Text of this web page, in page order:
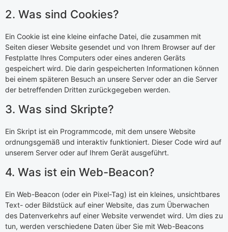
2. Was sind Cookies?
Ein Cookie ist eine kleine einfache Datei, die zusammen mit
Seiten dieser Website gesendet und von Ihrem Browser auf der
Festplatte Ihres Computers oder eines anderen Geräts
gespeichert wird. Die darin gespeicherten Informationen können
bei einem späteren Besuch an unsere Server oder an die Server
der betreffenden Dritten zurückgegeben werden.
3. Was sind Skripte?
Ein Skript ist ein Programmcode, mit dem unsere Website
ordnungsgemäß und interaktiv funktioniert. Dieser Code wird auf
unserem Server oder auf Ihrem Gerät ausgeführt.
4. Was ist ein Web-Beacon?
Ein Web-Beacon (oder ein Pixel-Tag) ist ein kleines, unsichtbares
Text- oder Bildstück auf einer Website, das zum Überwachen
des Datenverkehrs auf einer Website verwendet wird. Um dies zu
tun, werden verschiedene Daten über Sie mit Web-Beacons